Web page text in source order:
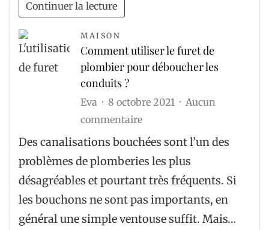
Continuer la lecture
MAISON
Comment utiliser le furet de
plombier pour déboucher les
conduits ?
Eva 8 octobre 2021
Aucun
commentairesur
Comment
utiliser
furet
de
plombier
Des canalisations bouchées sont l’un des
problèmes de plomberies les plus
désagréables et pourtant très fréquents. Si
les bouchons ne sont pas importants, en
général une simple ventouse suffit. Mais…